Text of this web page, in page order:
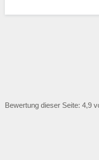
Bewertung dieser Seite: 4,9